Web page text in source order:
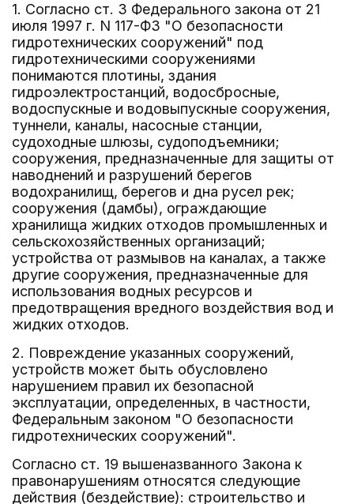
1. Согласно ст. 3 Федерального закона от 21
июля 1997 г. N 117-ФЗ "О безопасности
гидротехнических сооружений" под
гидротехническими сооружениями
понимаются плотины, здания
гидроэлектростанций, водосбросные,
водоспускные и водовыпускные сооружения,
туннели, каналы, насосные станции,
судоходные шлюзы, судоподъемники;
сооружения, предназначенные для защиты от
наводнений и разрушений берегов
водохранилищ, берегов и дна русел рек;
сооружения (дамбы), ограждающие
хранилища жидких отходов промышленных и
сельскохозяйственных организаций;
устройства от размывов на каналах, а также
другие сооружения, предназначенные для
использования водных ресурсов и
предотвращения вредного воздействия вод и
жидких отходов.
2. Повреждение указанных сооружений,
устройств может быть обусловлено
нарушением правил их безопасной
эксплуатации, определенных, в частности,
Федеральным законом "О безопасности
гидротехнических сооружений".
Согласно ст. 19 вышеназванного Закона к
правонарушениям относятся следующие
действия (бездействие): строительство и